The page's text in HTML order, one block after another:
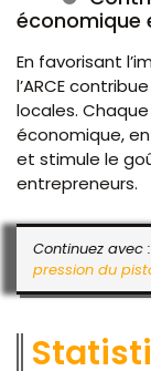
économique
En favorisant
l’ARCE
locales.
économique,
et stimule le
entrepreneurs.
Continuez avec :
pression du